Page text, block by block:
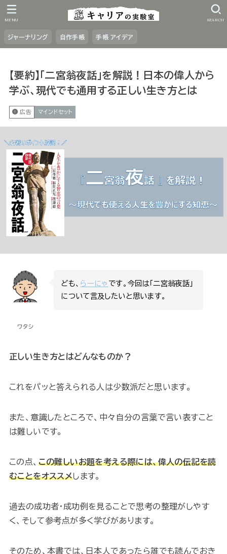
ジャーナリング 自作手帳 手帳 アイデア
SEARCH
MENU
【要約】「二宮翁夜話」を解説！日本の偉人から
学ぶ、現代でも通用する正しい生き方とは
広告 マインドセット
ワタシ
ども、 らーにゃ です。今回は「二宮翁夜話」
について言及したいと思います。
正しい生き方とはどんなものか？
これをパッと答えられる人は少数派だと思います。
また、意識したところで、中々自分の言葉で言い表すこと
は難しいです。
この点、 この難しいお題を考える際には、偉人の伝記を読
むことをオススメ します。
過去の成功者・成功例を見ることで思考の整理がしやす
く、そして参考点が多く学びがあります。
そのため、本書では、日本人であったら誰でも読んでおき